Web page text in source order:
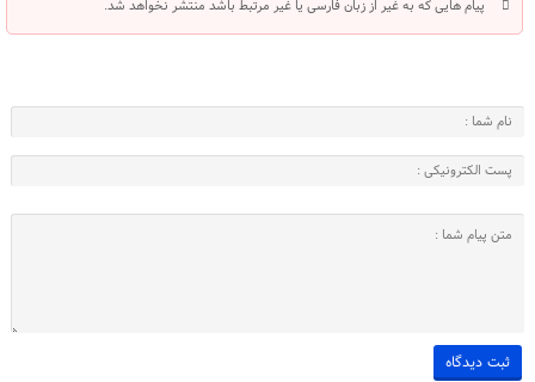
پیام هایی که به غیر از زبان فارسی یا غیر مرتبط باشد منتشر نخواهد شد.